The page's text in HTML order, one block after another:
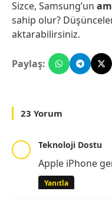
Sizce, Samsung’un
sahip olur?
aktarabilirsiniz.
Paylaş:
23 Yorum
Teknoloji Dostu
Apple iPhone
Yanıtla